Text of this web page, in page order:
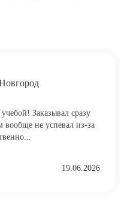
Заказывал сразу
вообще не успевал из-за
19.06.2026